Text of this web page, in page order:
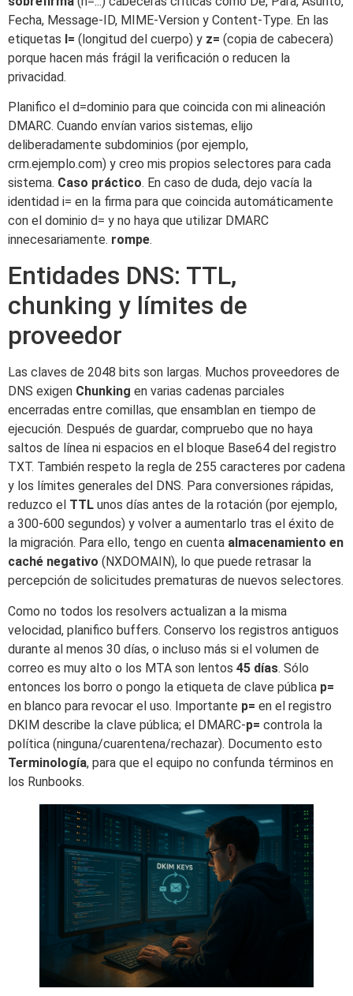
Fecha, Message-ID, MIME-Version y Content-Type. En las
etiquetas l= (longitud del cuerpo) y z= (copia de cabecera)
porque hacen más frágil la verificación o reducen la
privacidad.
Planifico el d=dominio para que coincida con mi alineación
DMARC. Cuando envían varios sistemas, elijo
deliberadamente subdominios (por ejemplo,
crm.ejemplo.com) y creo mis propios selectores para cada
sistema. Caso práctico. En caso de duda, dejo vacía la
identidad i= en la firma para que coincida automáticamente
con el dominio d= y no haya que utilizar DMARC
innecesariamente. rompe.
Entidades DNS: TTL,
chunking y límites de
proveedor
Las claves de 2048 bits son largas. Muchos proveedores de
DNS exigen Chunking en varias cadenas parciales
encerradas entre comillas, que ensamblan en tiempo de
ejecución. Después de guardar, compruebo que no haya
saltos de línea ni espacios en el bloque Base64 del registro
TXT. También respeto la regla de 255 caracteres por cadena
y los límites generales del DNS. Para conversiones rápidas,
reduzco el TTL unos días antes de la rotación (por ejemplo,
a 300-600 segundos) y volver a aumentarlo tras el éxito de
la migración. Para ello, tengo en cuenta almacenamiento en
caché negativo (NXDOMAIN), lo que puede retrasar la
percepción de solicitudes prematuras de nuevos selectores.
Como no todos los resolvers actualizan a la misma
velocidad, planifico buffers. Conservo los registros antiguos
durante al menos 30 días, o incluso más si el volumen de
correo es muy alto o los MTA son lentos 45 días. Sólo
entonces los borro o pongo la etiqueta de clave pública p=
en blanco para revocar el uso. Importante p= en el registro
DKIM describe la clave pública; el DMARC-p= controla la
política (ninguna/cuarentena/rechazar). Documento esto
Terminología, para que el equipo no confunda términos en
los Runbooks.